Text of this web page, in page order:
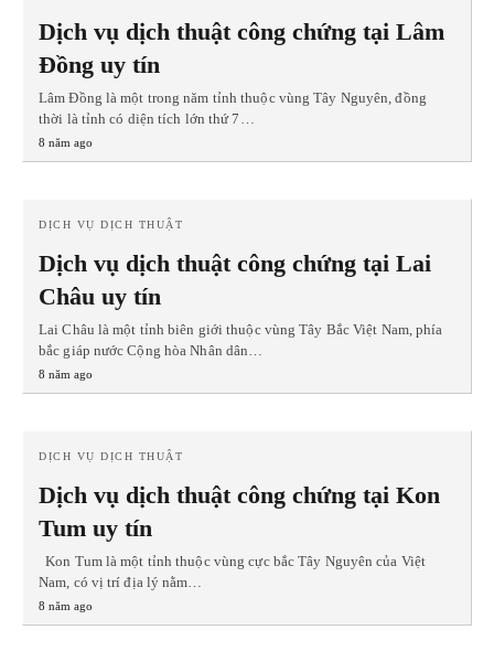
Dịch vụ dịch thuật công chứng tại Lâm
Đồng uy tín
Lâm Đồng là một trong năm tỉnh thuộc vùng Tây Nguyên, đồng
thời là tỉnh có diện tích lớn thứ 7…
8 năm ago
DỊCH VỤ DỊCH THUẬT
Dịch vụ dịch thuật công chứng tại Lai
Châu uy tín
Lai Châu là một tỉnh biên giới thuộc vùng Tây Bắc Việt Nam, phía
bắc giáp nước Cộng hòa Nhân dân…
8 năm ago
DỊCH VỤ DỊCH THUẬT
Dịch vụ dịch thuật công chứng tại Kon
Tum uy tín
Kon Tum là một tỉnh thuộc vùng cực bắc Tây Nguyên của Việt
Nam, có vị trí địa lý nằm…
8 năm ago